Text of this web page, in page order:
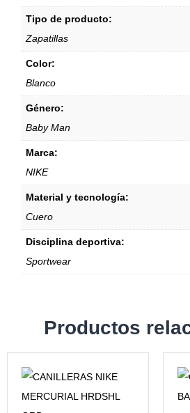
Tipo de producto:
Zapatillas
Color:
Blanco
Género:
Baby Man
Marca:
NIKE
Material y tecnología:
Cuero
Disciplina deportiva:
Sportwear
Productos